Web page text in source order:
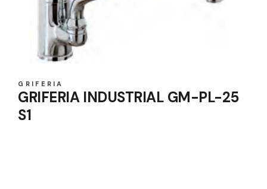
GRIFERIA
GRIFERIA INDUSTRIAL GM-PL-25
S1